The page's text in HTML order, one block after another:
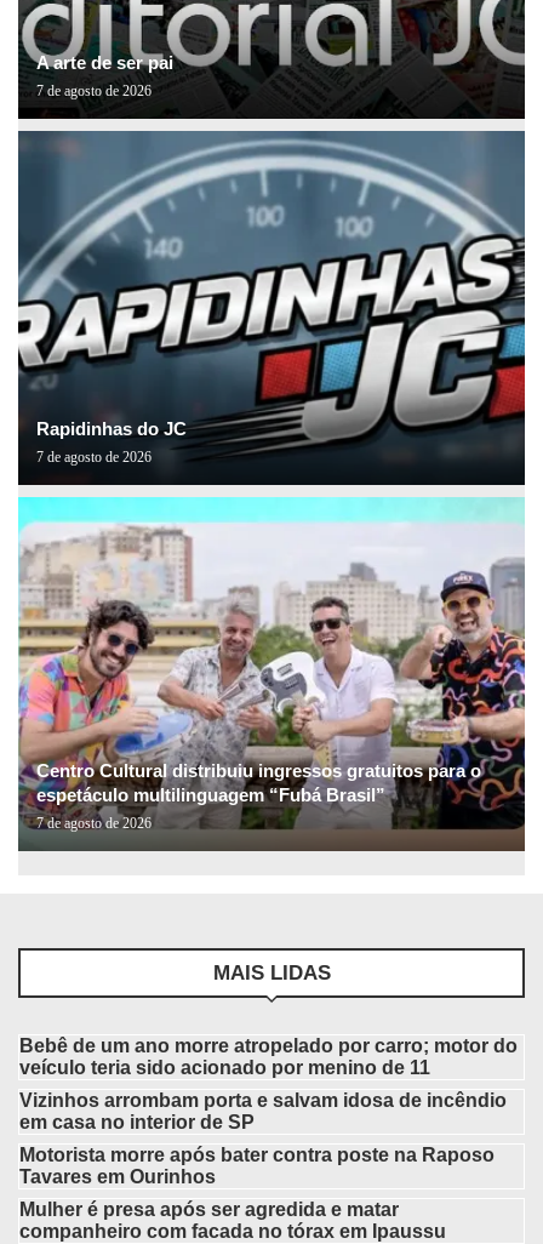
A arte de ser pai
7 de agosto de 2026
Rapidinhas do JC
7 de agosto de 2026
Centro Cultural distribuiu ingressos gratuitos para o
espetáculo multilinguagem “Fubá Brasil”
7 de agosto de 2026
MAIS LIDAS
Bebê de um ano morre atropelado por carro; motor do
veículo teria sido acionado por menino de 11
Vizinhos arrombam porta e salvam idosa de incêndio
em casa no interior de SP
Motorista morre após bater contra poste na Raposo
Tavares em Ourinhos
Mulher é presa após ser agredida e matar
companheiro com facada no tórax em Ipaussu